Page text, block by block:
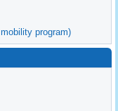
program)